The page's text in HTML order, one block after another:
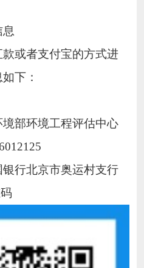
息
或者支付宝的方式进
下：
境部环境工程评估中心
行北京市奥运村支行